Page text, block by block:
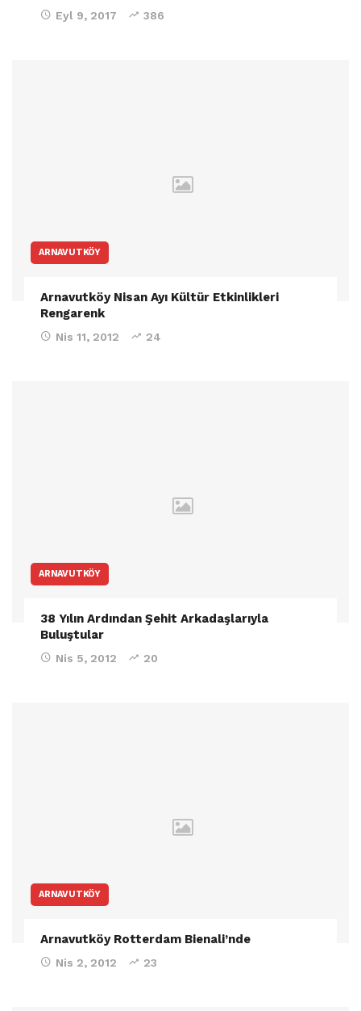
Eyl 9, 2017 386
ARNAVUTKÖY
Arnavutköy Nisan Ayı Kültür Etkinlikleri
Rengarenk
Nis 11, 2012 24
ARNAVUTKÖY
38 Yılın Ardından Şehit Arkadaşlarıyla
Buluştular
Nis 5, 2012 20
ARNAVUTKÖY
Arnavutköy Rotterdam Bienali’nde
Nis 2, 2012 23